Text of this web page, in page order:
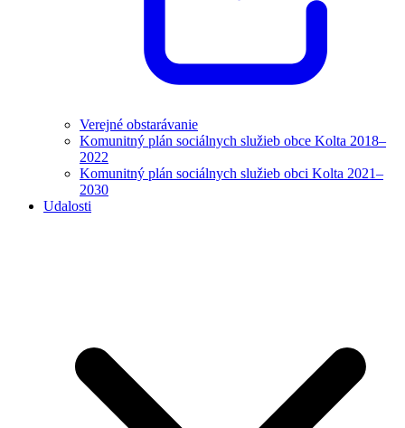
Verejné obstarávanie
Komunitný plán sociálnych služieb obce Kolta 2018–
2022
Komunitný plán sociálnych služieb obci Kolta 2021–
2030
Udalosti